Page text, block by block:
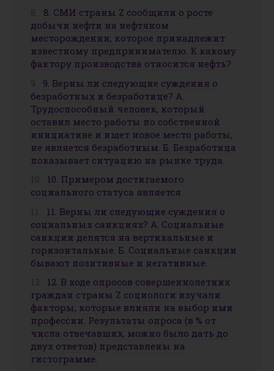
8. СМИ страны Z сообщили о росте
добычи нефти на нефтяном
месторождении, которое принадлежит
известному предпринимателю. К какому
фактору производства относится нефть?
9. Верны ли следующие суждения о
безработных и безработице? А.
Трудоспособный человек, который
оставил место работы по собственной
инициативе и ищет новое место работы,
не является безработным. Б. Безработица
показывает ситуацию на рынке труда.
10. Примером достигаемого
социального статуса является
11. Верны ли следующие суждения о
социальных санкциях? А. Социальные
санкции делятся на вертикальные и
горизонтальные. Б. Социальные санкции
бывают позитивные и негативные.
12. В ходе опросов совершеннолетних
граждан страны Z социологи изучали
факторы, которые влияли на выбор ими
профессии. Результаты опроса (в % от
числа отвечавших, можно было дать до
двух ответов) представлены на
гистограмме.